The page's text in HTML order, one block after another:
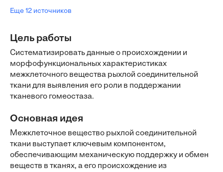
Еще 12 источников
Цель работы
Систематизировать данные о происхождении и
морфофункциональных характеристиках
межклеточного вещества рыхлой соединительной
ткани для выявления его роли в поддержании
тканевого гомеостаза.
Основная идея
Межклеточное вещество рыхлой соединительной
ткани выступает ключевым компонентом,
обеспечивающим механическую поддержку и обмен
веществ в тканях, а его происхождение из